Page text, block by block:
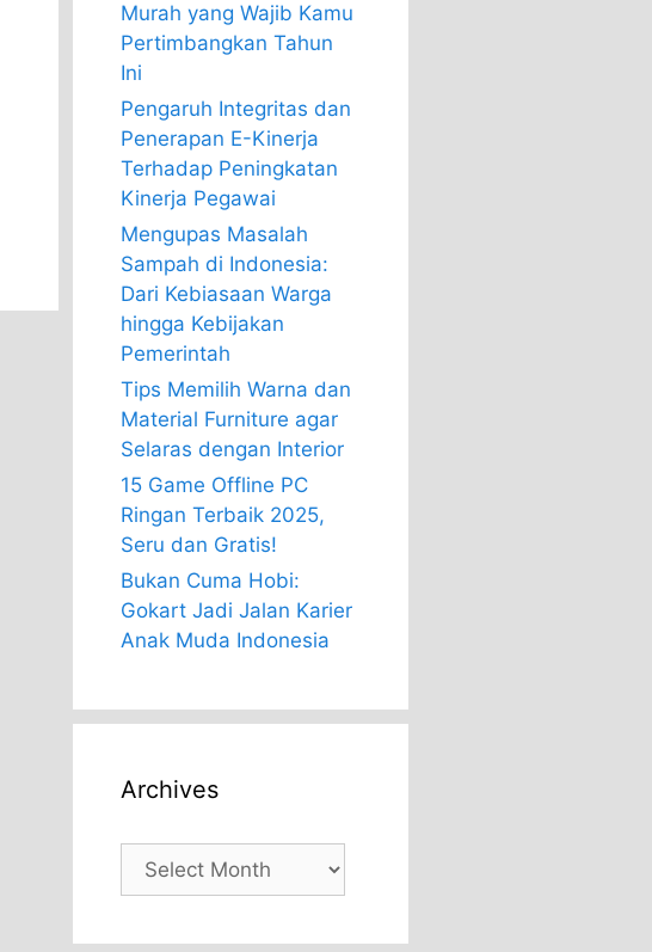
Murah yang Wajib Kamu
Pertimbangkan Tahun
Ini
Pengaruh Integritas dan
Penerapan E-Kinerja
Terhadap Peningkatan
Kinerja Pegawai
Mengupas Masalah
Sampah di Indonesia:
Dari Kebiasaan Warga
hingga Kebijakan
Pemerintah
Tips Memilih Warna dan
Material Furniture agar
Selaras dengan Interior
15 Game Offline PC
Ringan Terbaik 2025,
Seru dan Gratis!
Bukan Cuma Hobi:
Gokart Jadi Jalan Karier
Anak Muda Indonesia
Archives
Archives